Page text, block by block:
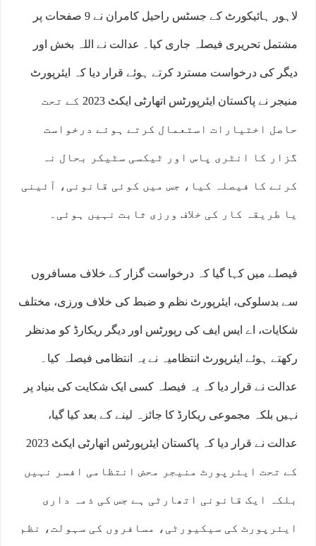
لاہور ہائیکورٹ کے جسٹس راحیل کامران نے 9 صفحات پر
مشتمل تحریری فیصلہ جاری کیا۔ عدالت نے اللہ بخش اور
دیگر کی درخواست مسترد کرتے ہوئے قرار دیا کہ ایئرپورٹ
منیجر نے پاکستان ایئرپورٹس اتھارٹی ایکٹ 2023 کے تحت
حاصل اختیارات استعمال کرتے ہوئے درخواست
گزار کا انٹری پاس اور ٹیکسی سٹیکر بحال نہ
کرنے کا فیصلہ کیا، جس میں کوئی قانونی، آئینی
یا طریقہ کار کی خلاف ورزی ثابت نہیں ہوئی۔
فیصلے میں کہا گیا کہ درخواست گزار کے خلاف مسافروں
سے بدسلوکی، ایئرپورٹ نظم و ضبط کی خلاف ورزی، مختلف
شکایات، اے ایس ایف کی رپورٹس اور دیگر ریکارڈ کو مدنظر
رکھتے ہوئے ایئرپورٹ انتظامیہ نے یہ انتظامی فیصلہ کیا۔
عدالت نے قرار دیا کہ یہ فیصلہ کسی ایک شکایت کی بنیاد پر
نہیں بلکہ مجموعی ریکارڈ کا جائزہ لینے کے بعد کیا گیا،
عدالت نے قرار دیا کہ پاکستان ایئرپورٹس اتھارٹی ایکٹ 2023
کے تحت ایئرپورٹ منیجر محض انتظامی افسر نہیں
بلکہ ایک قانونی اتھارٹی ہے جس کی ذمہ داری
ایئرپورٹ کی سیکیورٹی، مسافروں کی سہولت، نظم